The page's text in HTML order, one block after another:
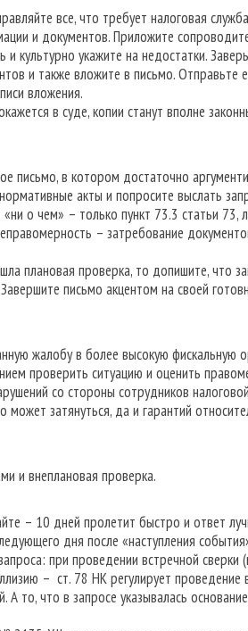
все, что требует налоговая
и документов. Приложите
культурно укажите на недостатки.
и также вложите в письмо. Отправьте
вложения.
в суде, копии станут вполне
письмо, в котором достаточно
акты и попросите выслать
о чем» – только пункт 73.3 статьи 73,
– затребование
плановая проверка, то допишите, что
письмо акцентом на своей
жалобу в более высокую фискальную
проверить ситуацию и оценить
со стороны сотрудников
затянуться, да и гарантий
и внеплановая проверка.
– 10 дней пролетит быстро и ответ
дня после «наступления
при проведении встречной
– ст. 78 НК регулирует проведение
то, что в запросе указывалась